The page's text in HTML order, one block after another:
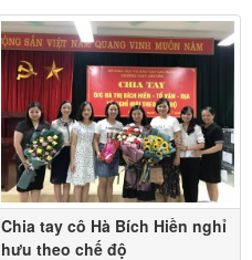
Chia tay cô Hà Bích Hiền nghỉ
hưu theo chế độ